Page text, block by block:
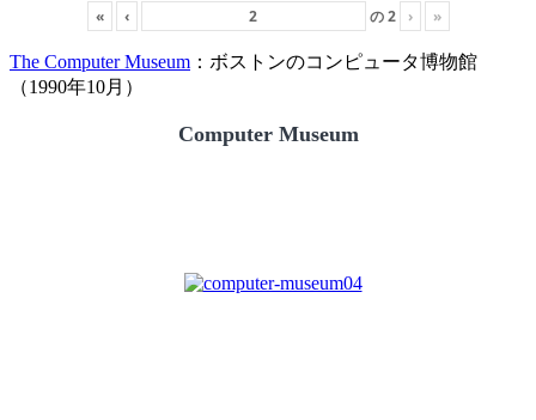
« ‹ の2 › »
The Computer Museum ：ボストンのコンピュータ博物館
（1990年10月）
Computer Museum